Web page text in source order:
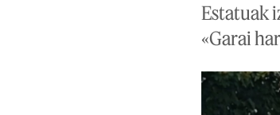
Estatuak
«Garai